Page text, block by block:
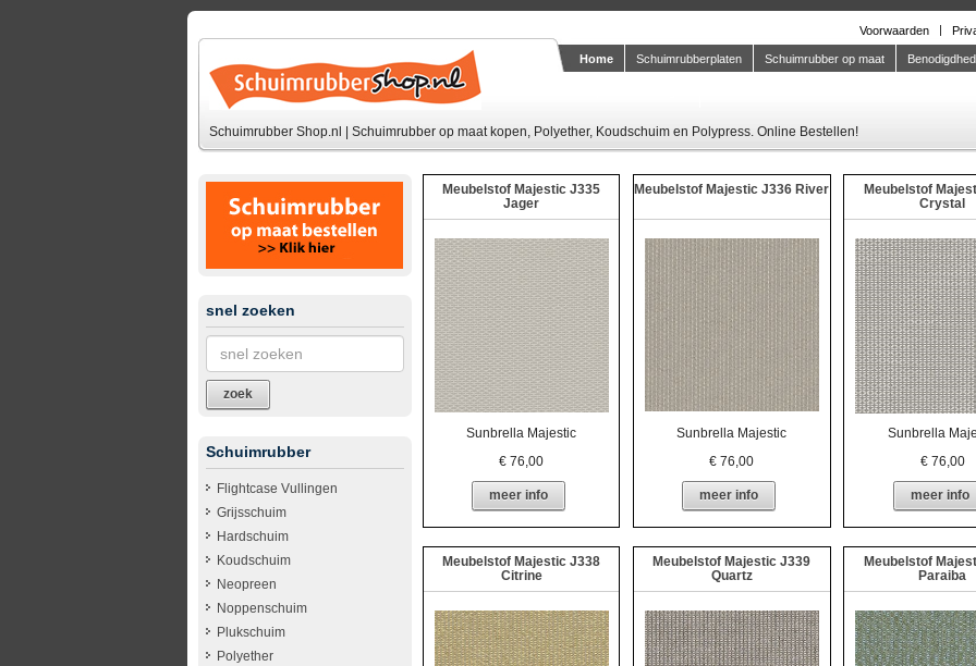
Voorwaarden
Schuimrubber Shop.nl | Schuimrubber op maat kopen, Polyether, Koudschuim en Polypress. Online Bestellen!
Home Schuimrubberplaten Schuimrubber op maat
snel zoeken
zoek
Schuimrubber
Flightcase Vullingen
Grijsschuim
Hardschuim
Koudschuim
Neopreen
Noppenschuim
Plukschuim
Polyether
Meubelstof Majestic J335
Jager
Sunbrella Majestic
€76,00
meer info
Meubelstof Majestic J336 River
Sunbrella Majestic
€76,00
meer info
Meubelstof
Crystal
Sunbrella
€ 76,00
meer info
Meubelstof Majestic J338
Citrine
Meubelstof Majestic J339
Quartz
Meubelstof
Paraiba